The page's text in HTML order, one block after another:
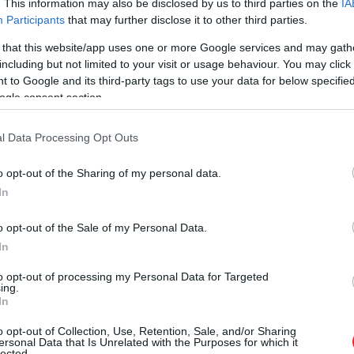
This information may also be disclosed by us to third parties on the
Participants that may further disclose it to other third parties.
that this website/app uses one or more Google services and may
but not limited to your visit or usage behaviour. You may
to Google and its third-party tags to use your data for below
consent section.
Data Processing Opt Outs
opt-out of the Sharing of my personal data.
opt-out of the Sale of my Personal Data.
opt-out of processing my Personal Data for Targeted
opt-out of Collection, Use, Retention, Sale, and/or Sharing
Data that Is Unrelated with the Purposes for which it
var piemērot vienam no bērnu vecākiem pēc
izpratnē par bērnu uzskatāms nepilngadīgais,
kuri turpina iegūt vispārējo, profesionālo vai
aiz šausmām
“Tā var ākstīties savā